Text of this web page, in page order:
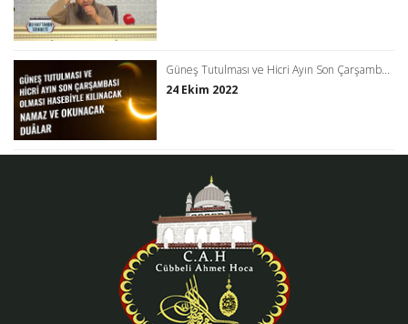
Güneş Tutulması ve Hicri Ayın Son Çarşamb...
24 Ekim 2022